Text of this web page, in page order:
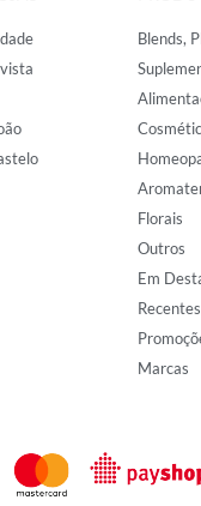
Blends,
Florais
Outros
Em
Marcas